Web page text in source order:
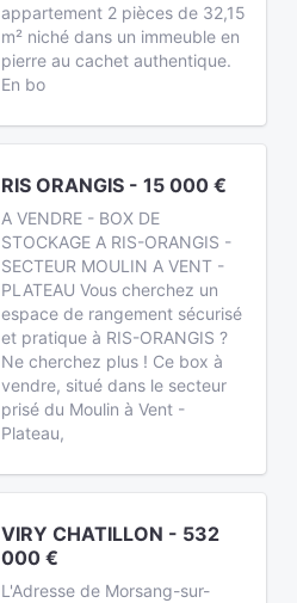
appartement 2 pièces de 32,15
m² niché dans un immeuble en
pierre au cachet authentique.
En bo
RIS ORANGIS - 15 000 €
A VENDRE - BOX DE
STOCKAGE A RIS-ORANGIS -
SECTEUR MOULIN A VENT -
PLATEAU Vous cherchez un
espace de rangement sécurisé
et pratique à RIS-ORANGIS ?
Ne cherchez plus ! Ce box à
vendre, situé dans le secteur
prisé du Moulin à Vent -
Plateau,
VIRY CHATILLON - 532
000 €
L'Adresse de Morsang-sur-